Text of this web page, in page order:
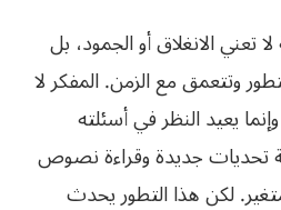
تعني الانغلاق أو الجمود، بل
وتتعمق مع الزمن. المفكر لا
يعيد النظر في أسئلته
تحديات جديدة وقراءة نصوص
لكن هذا التطور يحدث